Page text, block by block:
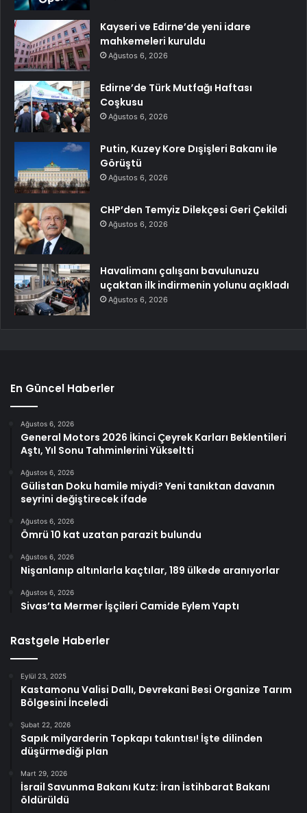
Kayseri ve Edirne’de yeni idare
mahkemeleri kuruldu
Ağustos 6, 2026
Edirne’de Türk Mutfağı Haftası
Coşkusu
Ağustos 6, 2026
Putin, Kuzey Kore Dışişleri Bakanı ile
Görüştü
Ağustos 6, 2026
CHP’den Temyiz Dilekçesi Geri Çekildi
Ağustos 6, 2026
Havalimanı çalışanı bavulunuzu
uçaktan ilk indirmenin yolunu açıkladı
Ağustos 6, 2026
En Güncel Haberler
Ağustos 6, 2026
General Motors 2026 İkinci Çeyrek Karları Beklentileri
Aştı, Yıl Sonu Tahminlerini Yükseltti
Ağustos 6, 2026
Gülistan Doku hamile miydi? Yeni tanıktan davanın
seyrini değiştirecek ifade
Ağustos 6, 2026
Ömrü 10 kat uzatan parazit bulundu
Ağustos 6, 2026
Nişanlanıp altınlarla kaçtılar, 189 ülkede aranıyorlar
Ağustos 6, 2026
Sivas’ta Mermer İşçileri Camide Eylem Yaptı
Rastgele Haberler
Eylül 23, 2025
Kastamonu Valisi Dallı, Devrekani Besi Organize Tarım
Bölgesini İnceledi
Şubat 22, 2026
Sapık milyarderin Topkapı takıntısı! İşte dilinden
düşürmediği plan
Mart 29, 2026
İsrail Savunma Bakanı Kutz: İran İstihbarat Bakanı
öldürüldü